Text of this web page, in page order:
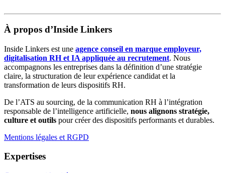
À propos d’Inside Linkers
Inside Linkers est une agence conseil en marque employeur,
digitalisation RH et IA appliquée au recrutement. Nous
accompagnons les entreprises dans la définition d’une stratégie
claire, la structuration de leur expérience candidat et la
transformation de leurs dispositifs RH.
De l’ATS au sourcing, de la communication RH à l’intégration
responsable de l’intelligence artificielle, nous alignons stratégie,
culture et outils pour créer des dispositifs performants et durables.
Mentions légales et RGPD
Expertises